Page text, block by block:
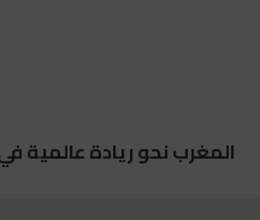
المغرب نحو ريادة عالمية